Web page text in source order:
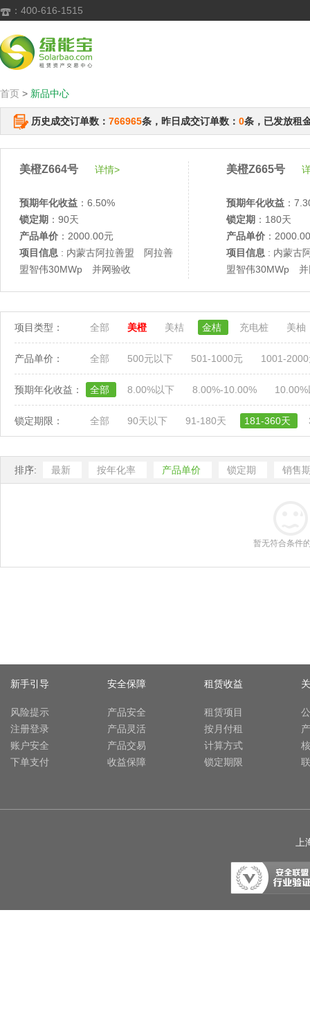
 ：400-616-1515
首页 > 新品中心
历史成交订单数： 766965条，昨日成交订单数： 0条，已发放租
美橙Z664号 详情>
预期年化收益 ：6.50%
锁定期 ：90天
产品单价 ：2000.00元
项目信息 : 内蒙古阿拉善盟 阿拉善
盟智伟30MWp 并网验收
美橙Z665号
预期年化收益 ：
锁定期 ：180天
产品单价 ：
项目信息 : 内蒙古
盟智伟30MWp 并
项目类型： 全部 美橙 美桔 金桔 充电桩 美柚
产品单价： 全部 500元以下 501-1000元 1001-
预期年化收益： 全部 8.00%以下 8.00%-10.00%
锁定期限： 全部 90天以下 91-180天 181-360天
排序: 最新 按年化率 产品单价 锁定期 销售
暂无符合条件
新手引导
风险提示
注册登录
账户安全
下单支付
安全保障
产品安全
产品灵活
产品交易
收益保障
租赁收益
租赁项目
按月付租
计算方式
锁定期限